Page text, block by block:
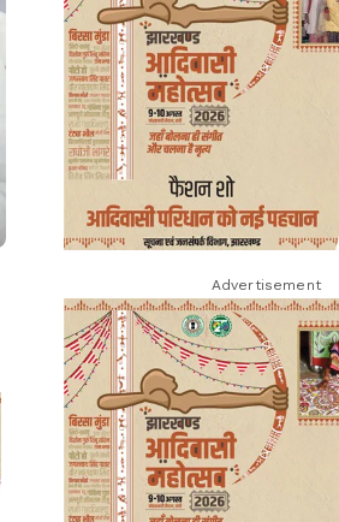
Advertisement